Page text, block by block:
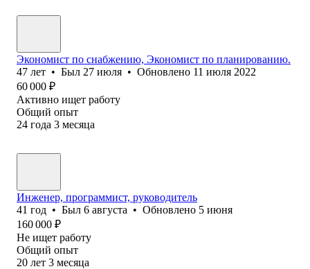
Экономист по снабжению, Экономист по планированию.
47 лет • Был 27 июля • Обновлено 11 июля 2022
60 000 ₽
Активно ищет работу
Общий опыт
24 года 3 месяца
Инженер, программист, руководитель
41 год • Был 6 августа • Обновлено 5 июня
160 000 ₽
Не ищет работу
Общий опыт
20 лет 3 месяца